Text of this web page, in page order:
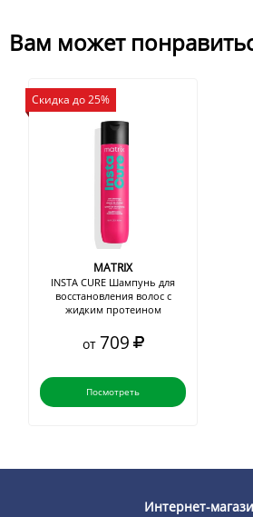
Вам может
Скидка до 25%
MATRIX
INSTA CURE Шампунь для
восстановления волос с
жидким протеином
от 709
Посмотреть
Интернет-